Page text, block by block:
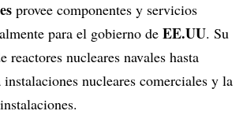
provee componentes y servicios
para el gobierno de EE.UU. Su
reactores nucleares navales hasta
instalaciones nucleares comerciales y la